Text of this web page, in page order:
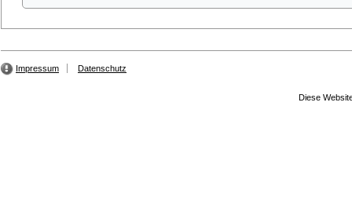
Impressum Datenschutz
Diese